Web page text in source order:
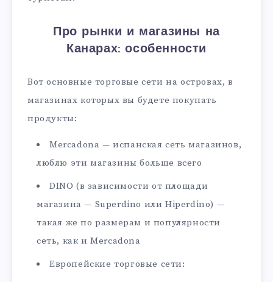
Про рынки и магазины на
Канарах: особенности
Вот основные торговые сети на островах, в
магазинах которых вы будете покупать
продукты:
Mercadona — испанская сеть магазинов,
люблю эти магазины больше всего
DINO (в зависимости от площади
магазина — Superdino или Hiperdino) —
такая же по размерам и популярности
сеть, как и Mercadona
Европейские торговые сети: